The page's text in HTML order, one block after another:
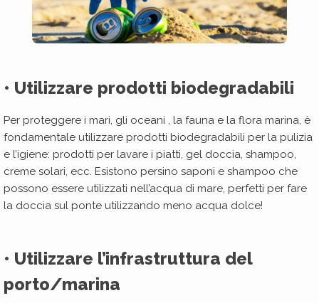
• Utilizzare prodotti biodegradabili
Per proteggere i mari, gli oceani , la fauna e la flora marina, è
fondamentale utilizzare prodotti biodegradabili per la pulizia
e l’igiene: prodotti per lavare i piatti, gel doccia, shampoo,
creme solari, ecc. Esistono persino saponi e shampoo che
possono essere utilizzati nell’acqua di mare, perfetti per fare
la doccia sul ponte utilizzando meno acqua dolce!
• Utilizzare l’infrastruttura del
porto/marina